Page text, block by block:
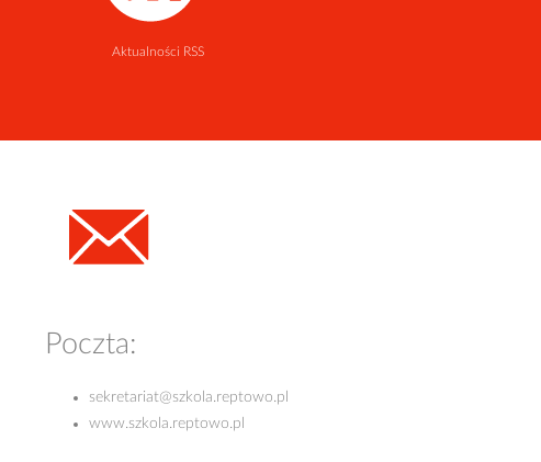
Aktualności RSS
Poczta:
sekretariat@szkola.reptowo.pl
www.szkola.reptowo.pl